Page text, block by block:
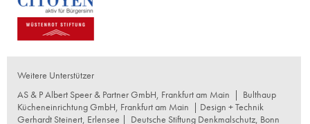
Weitere Unterstützer
AS & P Albert Speer & Partner GmbH, Frankfurt am Main | Bulthaup
Kücheneinrichtung GmbH, Frankfurt am Main | Design + Technik
Gerhardt Steinert, Erlensee | Deutsche Stiftung Denkmalschutz, Bonn